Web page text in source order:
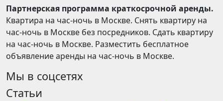
Партнерская программа краткосрочной аренды.
Квартира на час-ночь в Москве. Снять квартиру на
час-ночь в Москве без посредников. Сдать квартиру
на час-ночь в Москве. Разместить бесплатное
объявление аренды на час-ночь в Москве.
Мы в соцсетях
Статьи